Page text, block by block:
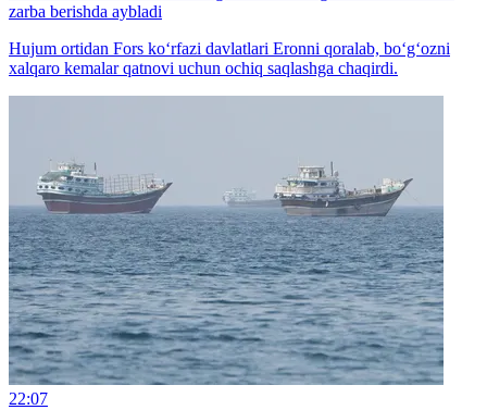
zarba berishda aybladi
Hujum ortidan Fors ko‘rfazi davlatlari Eronni qoralab, bo‘g‘ozni
xalqaro kemalar qatnovi uchun ochiq saqlashga chaqirdi.
22:07